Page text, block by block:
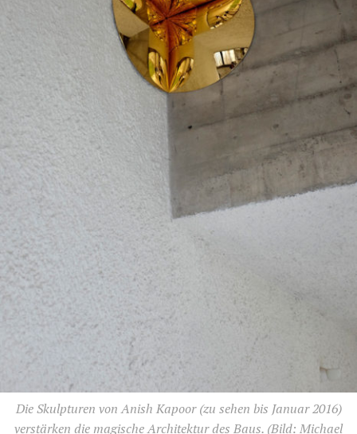
Die Skulpturen von Anish Kapoor (zu sehen bis Januar 2016)
verstärken die magische Architektur des Baus. (Bild: Michael